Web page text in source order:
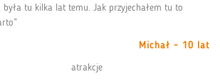
tu kilka lat temu. Jak przyjechałem tu to
Michał - 10 lat
atrakcje